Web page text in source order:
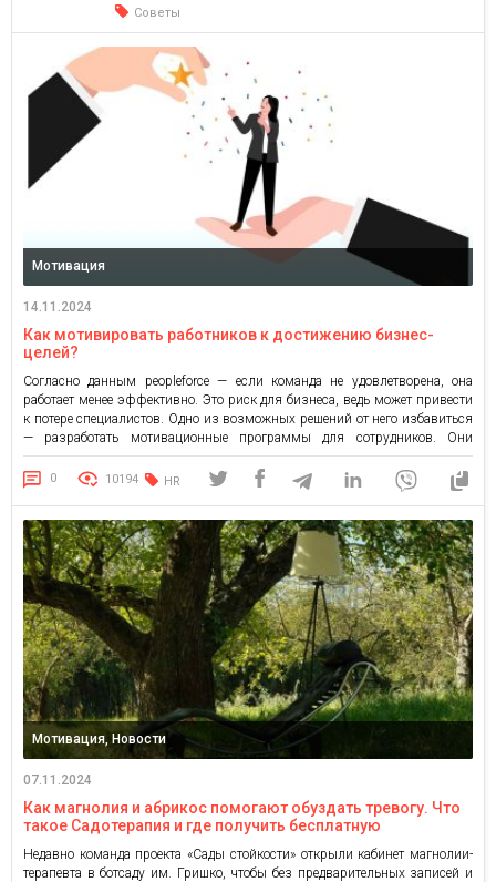
Советы
Мотивация
14.11.2024
Как мотивировать работников к достижению бизнес-
целей?
Согласно данным peopleforce — если команда не удовлетворена, она
работает менее эффективно. Это риск для бизнеса, ведь может привести
к потере специалистов. Одно из возможных решений от него избавиться
— разработать мотивационные программы для сотрудников. Они
стимулируют работников не только достигать конкретных целей, но и
делают этот процесс более четким и предсказуемым. Такой подход
0 10194 HR
Мотивация, Новости
07.11.2024
Как магнолия и абрикос помогают обуздать тревогу. Что
такое Садотерапия и где получить бесплатную
Недавно команда проекта «Сады стойкости» открыли кабинет магнолии-
терапевта в ботсаду им. Гришко, чтобы без предварительных записей и